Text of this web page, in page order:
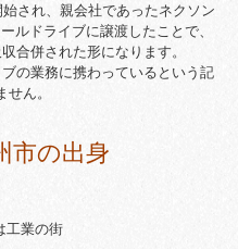
され、親会社であったネクソン
ルドライブに譲渡したことで、
合併された形になります。
の業務に携わっているという記
せん。
市の出身
工業の街